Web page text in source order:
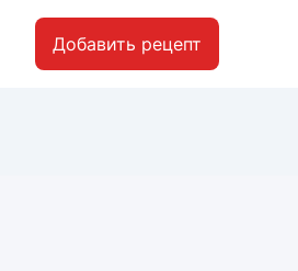
Добавить рецепт